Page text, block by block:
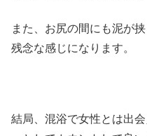
また、お尻の間にも泥が
残念な感じになります。
結局、混浴で女性とは出